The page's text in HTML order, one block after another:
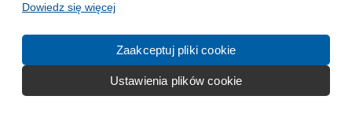
Dowiedz się więcej
Zaakceptuj pliki cookie
Ustawienia plików cookie